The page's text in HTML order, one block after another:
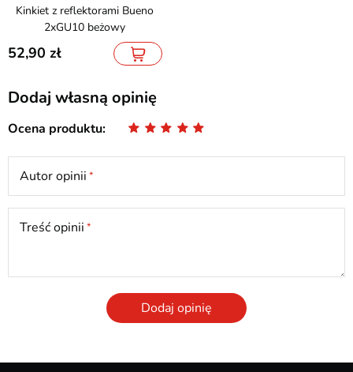
Kinkiet z reflektorami Bueno
2xGU10 beżowy
52,90
Dodaj własną opinię
Ocena produktu
Autor opinii
Treść opinii
Dodaj opinię